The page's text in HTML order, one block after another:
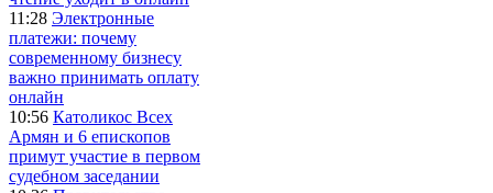
11:28 Электронные
платежи: почему
современному бизнесу
важно принимать оплату
онлайн
10:56 Католикос Всех
Армян и 6 епископов
примут участие в первом
судебном заседании